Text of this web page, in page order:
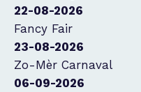
22-08-2026
Fancy Fair
23-08-2026
Zo-Mèr Carnaval
06-09-2026